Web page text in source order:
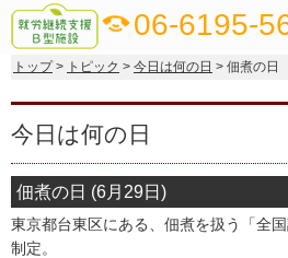
phone_in_talk06-6195-
トップ> トピック > 今日は何の日 > 佃煮の日
今日は何の日
佃煮の日 (6月29日)
東京都台東区にある、佃煮を扱う「全
制定。